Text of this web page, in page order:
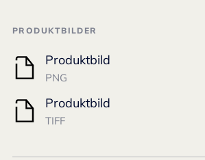
PRODUKTBILDER
Produktbild
PNG
Produktbild
TIFF